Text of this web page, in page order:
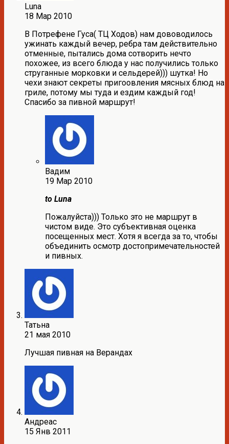
Luna
18 Мар 2010
В Потрефене Гуса( ТЦ Ходов) нам дововодилось
ужинать каждый вечер, ребра там действительно
отменные, пытались дома сотворить нечто
похожее, из всего блюда у нас получились только
струганные морковки и сельдерей))) шутка! Но
чехи знают секреты пригоовления мясных блюд на
гриле, потому мы туда и ездим каждый год!
Спасибо за пивной маршрут!
Вадим
19 Мар 2010
to Luna
Пожалуйста))) Только это не маршрут в
чистом виде. Это субъективная оценка
посещенных мест. Хотя я всегда за то, чтобы
объединить осмотр достопримечательностей
и пивных.
Татьна
21 мая 2010
Лучшая пивная на Верандах
Андреас
15 Янв 2011